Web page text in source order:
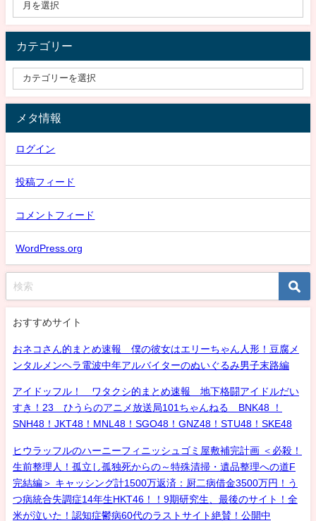
カテゴリー
メタ情報
ログイン
投稿フィード
コメントフィード
WordPress.org
おすすめサイト
おネコさん的まとめ速報 僕の彼女はエリーちゃん人形！豆腐メ
ンタルメンヘラ電波中年アルバイターのぬいぐるみ男子末路編
アイドッフル！ ワタクシ的まとめ速報 地下格闘アイドルだい
すき！23 ひうらのアニメ放送局101ちゃんねる BNK48 ！
SNH48！JKT48！MNL48！SGO48！GNZ48！STU48！SKE48
ヒウラッフルのハーニーフィニッシュゴミ屋敷補完計画 ＜必殺！
生前整理人！孤立し孤独死からの～特殊清掃・遺品整理への道F
完結編＞ キャッシング計1500万返済：厨二病借金3500万円！う
つ病統合失調症14年生HKT46！！9期研究生、最後のサイト！全
米が泣いた！認知症鬱病60代のラストサイト絶賛！公開中